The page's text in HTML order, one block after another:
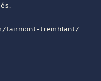
fairmont-tremblant/